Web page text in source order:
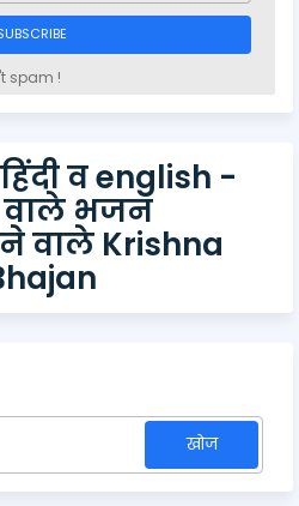
spam !
व english -
वाले भजन
वाले Krishna